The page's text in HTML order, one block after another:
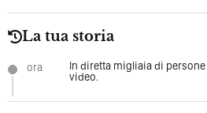
Algoritmi
Quale Sarà Il Futuro Della
Solo
La tua storia
ora
In diretta migliaia di
video.